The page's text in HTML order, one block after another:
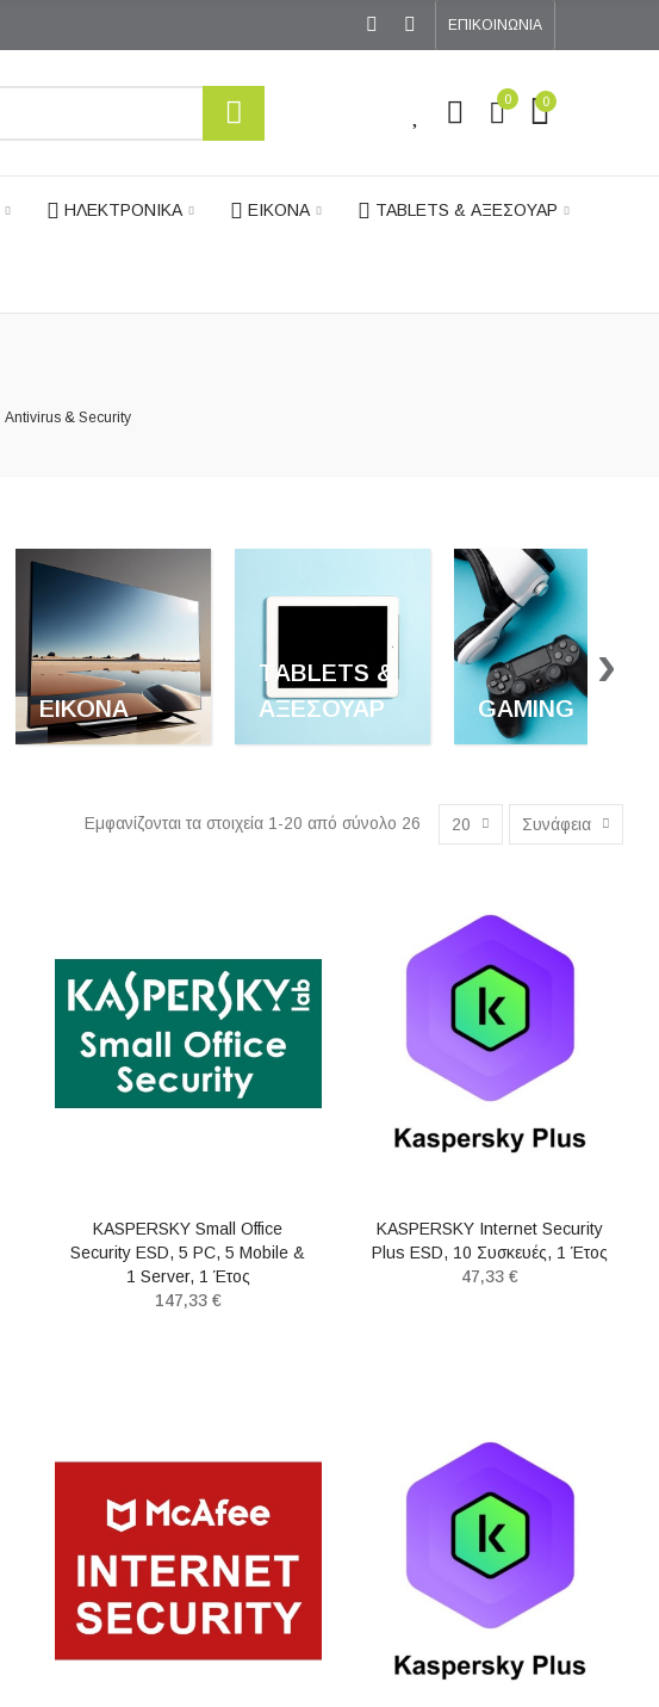
ΕΠΙΚΟΙΝΩΝΙΑ
0 0
ΗΛΕΚΤΡΟΝΙΚΑ ΕΙΚΟΝΑ TABLETS & ΑΞΕΣΟΥΑΡ
Antivirus & Security
ΕΙΚΌΝΑ
TABLETS &
ΑΞΕΣΟΥΆΡ
GAMING
›
Εμφανίζονται τα στοιχεία 1-20 από σύνολο 26 20 Συνάφεια
KASPERSKY Small Office
Security ESD, 5 PC, 5 Mobile &
1 Server, 1 Έτος
147,33 €
KASPERSKY Internet Security
Plus ESD, 10 Συσκευές, 1 Έτος
47,33 €